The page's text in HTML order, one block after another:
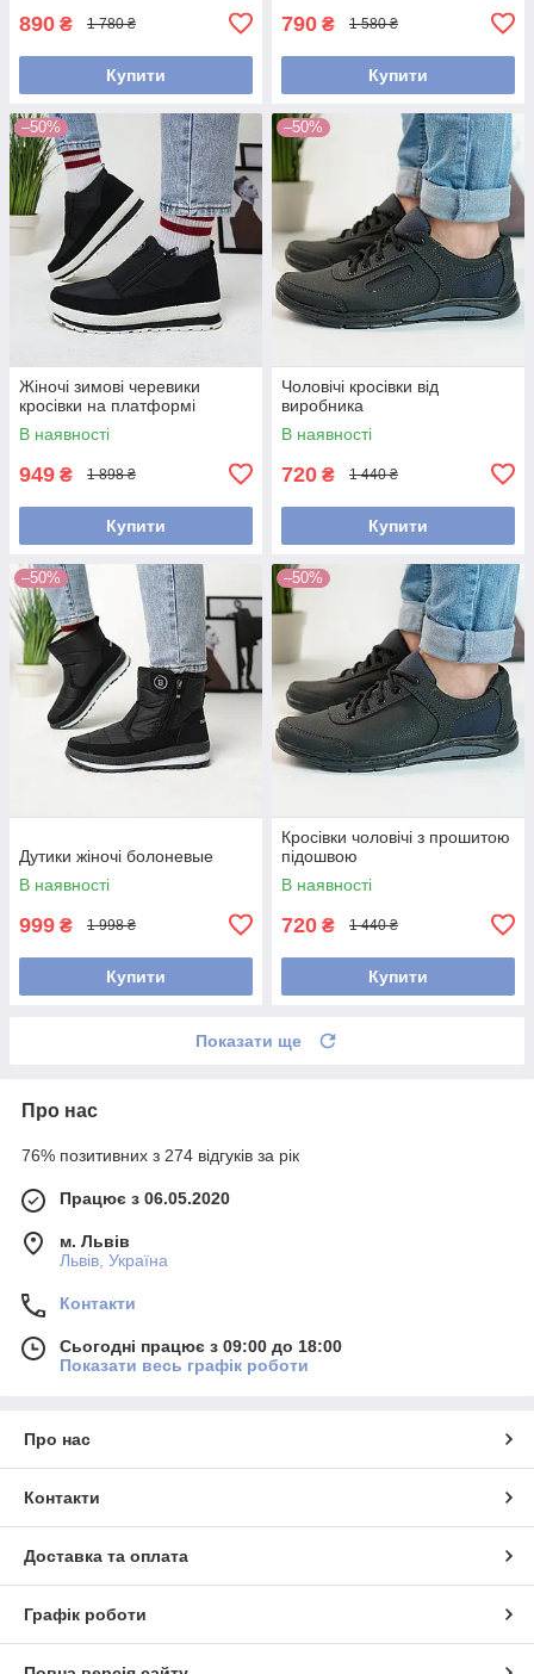
890 ₴ 1 780 ₴
Купити
790 ₴ 1 580 ₴
Купити
–50%
Жіночі зимові черевики
кросівки на платформі
В наявності
949 ₴ 1 898 ₴
Купити
–50%
Чоловічі кросівки від
виробника
В наявності
720 ₴ 1 440 ₴
Купити
–50%
Дутики жіночі болоневые
В наявності
999 ₴ 1 998 ₴
Купити
–50%
Кросівки чоловічі з прошитою
підошвою
В наявності
720 ₴ 1 440 ₴
Купити
Показати ще
Про нас
76% позитивних з 274 відгуків за рік
Працює з 06.05.2020
м. Львів
Львів, Україна
Контакти
Сьогодні працює з 09:00 до 18:00
Показати весь графік роботи
Про нас
Контакти
Доставка та оплата
Графік роботи